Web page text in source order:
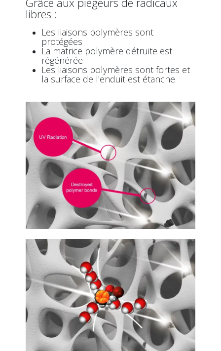
Grâce aux piégeurs de radicaux
libres :
Les liaisons polymères sont
protégées
La matrice polymère détruite est
régénérée
Les liaisons polymères sont fortes et
la surface de l'enduit est étanche